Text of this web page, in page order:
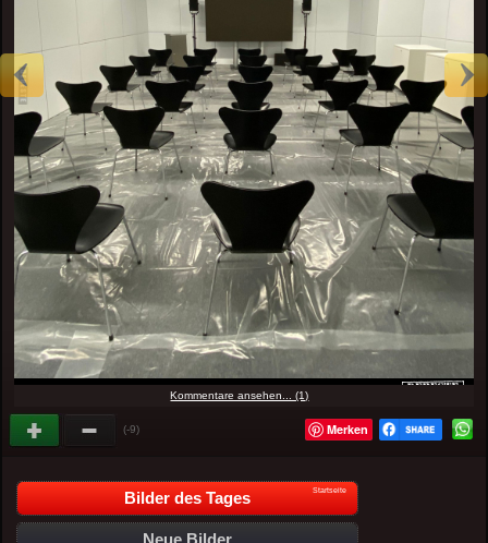
Kommentare ansehen... (1)
(-9) Merken
Bilder des Tages Startseite